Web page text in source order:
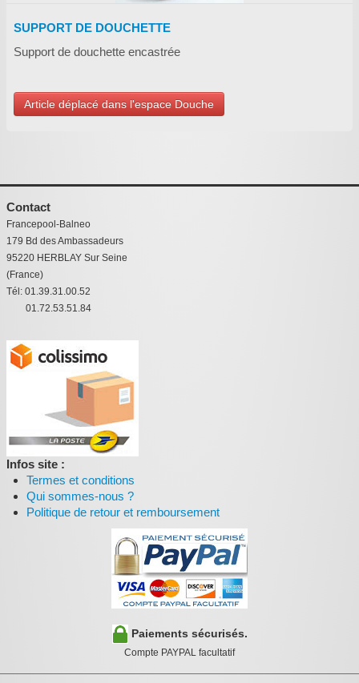
SUPPORT DE DOUCHETTE
Support de douchette encastrée
Article déplacé dans l'espace Douche
Contact
Francepool-Balneo
179 Bd des Ambassadeurs
95220 HERBLAY Sur Seine
(France)
Tél: 01.39.31.00.52
01.72.53.51.84
Infos site :
Termes et conditions
Qui sommes-nous ?
Politique de retour et remboursement
Paiements sécurisés.
Compte PAYPAL facultatif